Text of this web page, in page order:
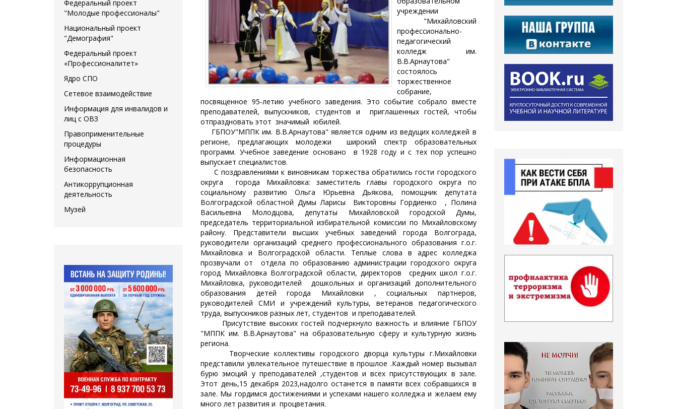
учреждении
"Михайловский
профессионально-
педагогический
колледж им.
В.В.Арнаутова"
состоялось
торжественное
собрание,
посвященное 95-летию учебного заведения. Это событие собрало вместе
преподавателей, выпускников, студентов и приглашенных гостей, чтобы
отпраздновать этот значимый юбилей.
ГБПОУ"МППК им. В.В.Арнаутова" является одним из ведущих колледжей в
регионе, предлагающих молодежи широкий спектр образовательных
программ. Учебное заведение основано в 1928 году и с тех пор успешно
выпускает специалистов.
С поздравлениями к виновникам торжества обратились гости городского
округа города Михайловка: заместитель главы городского округа по
социальному развитию Ольга Юрьевна Дьякова, помощник депутата
Волгоградской областной Думы Ларисы Викторовны Гордиенко , Полина
Васильевна Молодцова, депутаты Михайловской городской Думы,
председатель территориальной избирательной комиссии по Михайловскому
району. Представители высших учебных заведений города Волгограда,
руководители организаций среднего профессионального образования г.о.г.
Михайловка и Волгоградской области. Теплые слова в адрес колледжа
прозвучали от отдела по образованию администрации городского округа
город Михайловка Волгоградской области, директоров средних школ г.о.г.
Михайловка, руководителей дошкольных и организаций дополнительного
образования детей города Михайловки , социальных партнеров,
руководителей СМИ и учреждений культуры, ветеранов педагогического
труда, выпускников разных лет, студентов и преподавателей.
Присутствие высоких гостей подчеркнуло важность и влияние ГБПОУ
"МППК им. В.В.Арнаутова" на образовательную сферу и культурную жизнь
региона.
Творческие коллективы городского дворца культуры г.Михайловки
представили увлекательное путешествие в прошлое .Каждый номер вызывал
бурю эмоций у преподавателей ,студентов и всех присутствующих в зале.
Этот день,15 декабря 2023,надолго останется в памяти всех собравшихся в
зале. Мы гордимся достижениями и успехами нашего колледжа и желаем ему
много лет развития и процветания.
Федеральный проект
"Молодые профессионалы"
Национальный проект
"Демография"
Федеральный проект
«Профессионалитет»
Ядро СПО
Сетевое взаимодействие
Информация для инвалидов и
лиц с ОВЗ
Правоприменительные
процедуры
Информационная
безопасность
Антикоррупционная
деятельность
Музей